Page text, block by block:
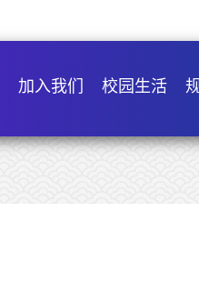
加入我们 校园生活